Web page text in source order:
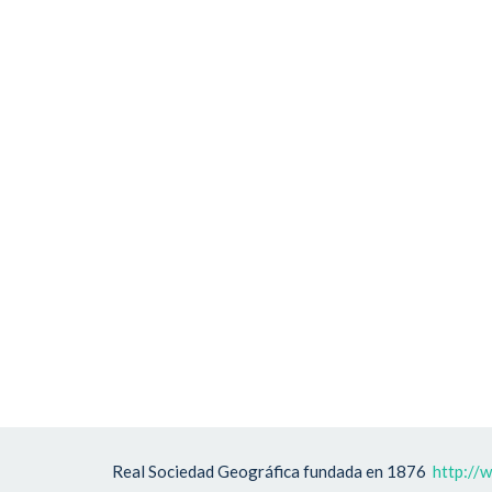
Real Sociedad Geográfica fundada en 1876 http://